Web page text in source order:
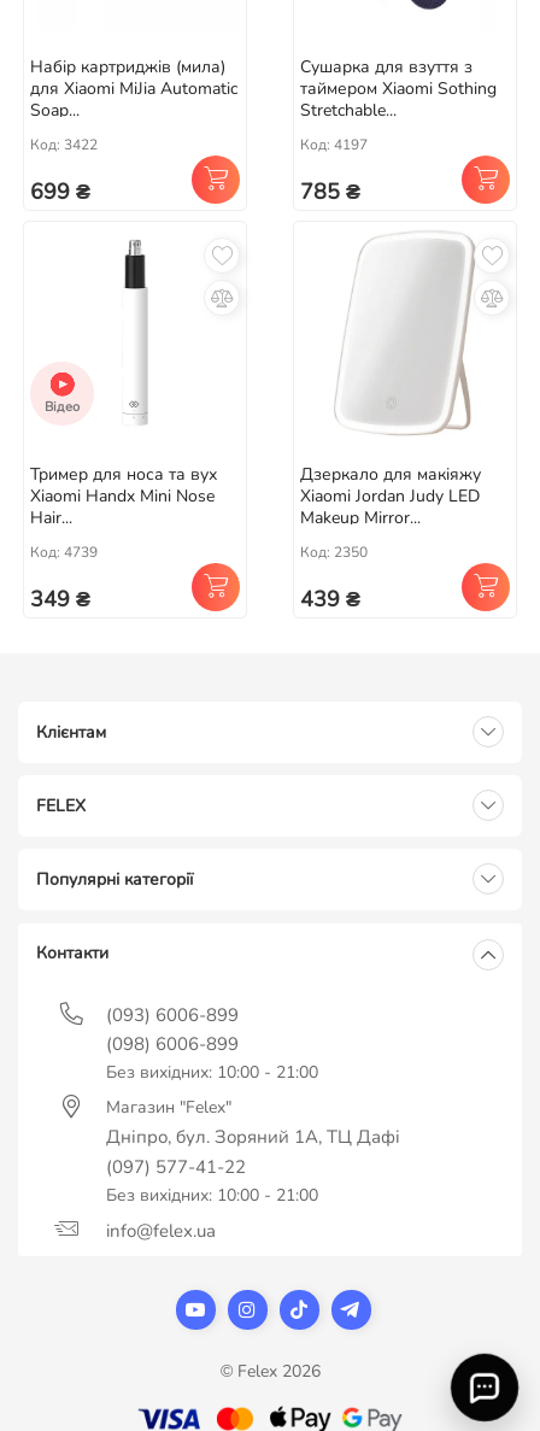
Набір картриджів (мила)
для Xiaomi MiJia Automatic
Soap...
Код: 3422
699 ₴
Сушарка для взуття з
таймером Xiaomi Sothing
Stretchable...
Код: 4197
785 ₴
Відео
Тример для носа та вух
Xiaomi Handx Mini Nose
Hair...
Код: 4739
349 ₴
Дзеркало для макіяжу
Xiaomi Jordan Judy LED
Makeup Mirror...
Код: 2350
439 ₴
Клієнтам
FELEX
Популярні категорії
Контакти
(093) 6006-899
(098) 6006-899
Без вихідних: 10:00 - 21:00
Магазин "Felex"
Дніпро, бул. Зоряний 1А, ТЦ Дафі
(097) 577-41-22
Без вихідних: 10:00 - 21:00
info@felex.ua
© Felex 2026